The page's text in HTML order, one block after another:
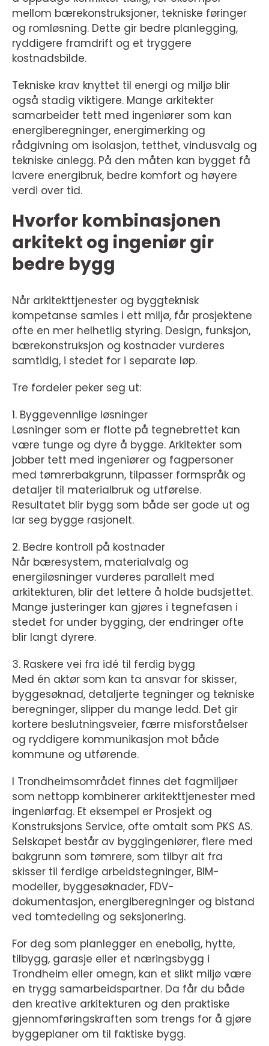
mellom bærekonstruksjoner, tekniske føringer
og romløsning. Dette gir bedre planlegging,
ryddigere framdrift og et tryggere
kostnadsbilde.
Tekniske krav knyttet til energi og miljø blir
også stadig viktigere. Mange arkitekter
samarbeider tett med ingeniører som kan
energiberegninger, energimerking og
rådgivning om isolasjon, tetthet, vindusvalg og
tekniske anlegg. På den måten kan bygget få
lavere energibruk, bedre komfort og høyere
verdi over tid.
Hvorfor kombinasjonen
arkitekt og ingeniør gir
bedre bygg
Når arkitekttjenester og byggteknisk
kompetanse samles i ett miljø, får prosjektene
ofte en mer helhetlig styring. Design, funksjon,
bærekonstruksjon og kostnader vurderes
samtidig, i stedet for i separate løp.
Tre fordeler peker seg ut:
1. Byggevennlige løsninger
Løsninger som er flotte på tegnebrettet kan
være tunge og dyre å bygge. Arkitekter som
jobber tett med ingeniører og fagpersoner
med tømrerbakgrunn, tilpasser formspråk og
detaljer til materialbruk og utførelse.
Resultatet blir bygg som både ser gode ut og
lar seg bygge rasjonelt.
2. Bedre kontroll på kostnader
Når bæresystem, materialvalg og
energiløsninger vurderes parallelt med
arkitekturen, blir det lettere å holde budsjettet.
Mange justeringer kan gjøres i tegnefasen i
stedet for under bygging, der endringer ofte
blir langt dyrere.
3. Raskere vei fra idé til ferdig bygg
Med én aktør som kan ta ansvar for skisser,
byggesøknad, detaljerte tegninger og tekniske
beregninger, slipper du mange ledd. Det gir
kortere beslutningsveier, færre misforståelser
og ryddigere kommunikasjon mot både
kommune og utførende.
I Trondheimsområdet finnes det fagmiljøer
som nettopp kombinerer arkitekttjenester med
ingeniørfag. Et eksempel er Prosjekt og
Konstruksjons Service, ofte omtalt som PKS AS.
Selskapet består av byggingeniører, flere med
bakgrunn som tømrere, som tilbyr alt fra
skisser til ferdige arbeidstegninger, BIM-
modeller, byggesøknader, FDV-
dokumentasjon, energiberegninger og bistand
ved tomtedeling og seksjonering.
For deg som planlegger en enebolig, hytte,
tilbygg, garasje eller et næringsbygg i
Trondheim eller omegn, kan et slikt miljø være
en trygg samarbeidspartner. Da får du både
den kreative arkitekturen og den praktiske
gjennomføringskraften som trengs for å gjøre
byggeplaner om til faktiske bygg.